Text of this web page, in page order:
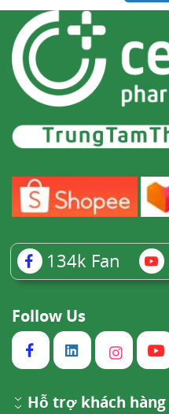
134k Fan
Follow Us
Hỗ trợ khách hàng